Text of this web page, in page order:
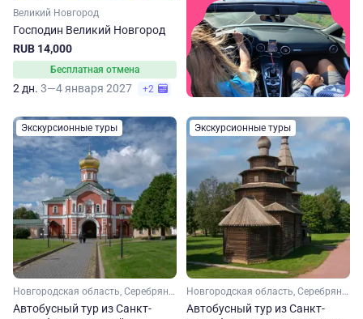
Великий Новгород
Господин Великий Новгород
RUB 14,000
Бесплатная отмена
2 дн. 3—4 января 2027 +2
Экскурсионные туры
Новгородская область, Серебряное кольцо
Автобусный тур из Санкт-
Экскурсионные туры
Новгородская область, Серебряное кольцо
Автобусный тур из Санкт-